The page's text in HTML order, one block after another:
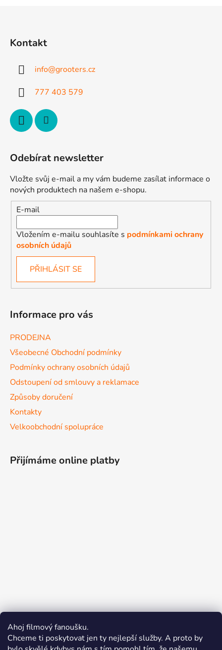
Ahoj filmový fanoušku.
Chceme ti poskytovat jen ty nejlepší služby. A proto by
Kontakt
info@grooters.cz
777 403 579
Odebírat newsletter
Vložte svůj e-mail a my vám budeme zasílat informace o
nových produktech na našem e-shopu.
E-mail
Vložením e-mailu souhlasíte s podmínkami ochrany
osobních údajů
PŘIHLÁSIT SE
Informace pro vás
PRODEJNA
Všeobecné Obchodní podmínky
Podmínky ochrany osobních údajů
Odstoupení od smlouvy a reklamace
Způsoby doručení
Kontakty
Velkoobchodní spolupráce
Přijímáme online platby